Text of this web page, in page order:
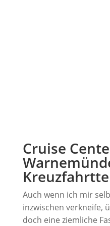
Cruise
Auch wenn ich mir
inzwischen verkneife,
doch eine ziemliche